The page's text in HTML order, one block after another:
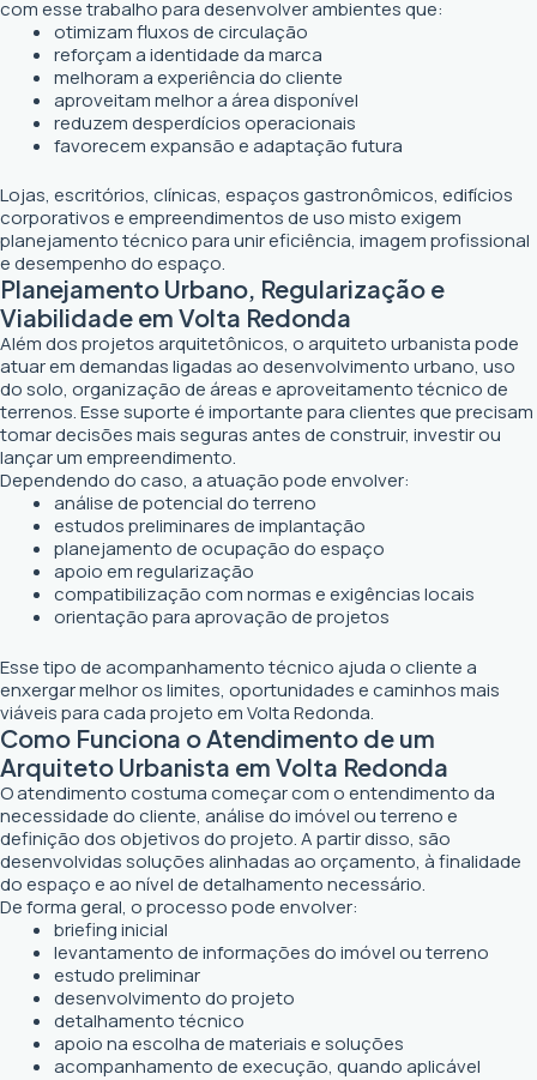
com esse trabalho para desenvolver ambientes que:
otimizam fluxos de circulação
reforçam a identidade da marca
melhoram a experiência do cliente
aproveitam melhor a área disponível
reduzem desperdícios operacionais
favorecem expansão e adaptação futura
Lojas, escritórios, clínicas, espaços gastronômicos, edifícios
corporativos e empreendimentos de uso misto exigem
planejamento técnico para unir eficiência, imagem profissional
e desempenho do espaço.
Planejamento Urbano, Regularização e
Viabilidade em Volta Redonda
Além dos projetos arquitetônicos, o arquiteto urbanista pode
atuar em demandas ligadas ao desenvolvimento urbano, uso
do solo, organização de áreas e aproveitamento técnico de
terrenos. Esse suporte é importante para clientes que precisam
tomar decisões mais seguras antes de construir, investir ou
lançar um empreendimento.
Dependendo do caso, a atuação pode envolver:
análise de potencial do terreno
estudos preliminares de implantação
planejamento de ocupação do espaço
apoio em regularização
compatibilização com normas e exigências locais
orientação para aprovação de projetos
Esse tipo de acompanhamento técnico ajuda o cliente a
enxergar melhor os limites, oportunidades e caminhos mais
viáveis para cada projeto em Volta Redonda.
Como Funciona o Atendimento de um
Arquiteto Urbanista em Volta Redonda
O atendimento costuma começar com o entendimento da
necessidade do cliente, análise do imóvel ou terreno e
definição dos objetivos do projeto. A partir disso, são
desenvolvidas soluções alinhadas ao orçamento, à finalidade
do espaço e ao nível de detalhamento necessário.
De forma geral, o processo pode envolver:
briefing inicial
levantamento de informações do imóvel ou terreno
estudo preliminar
desenvolvimento do projeto
detalhamento técnico
apoio na escolha de materiais e soluções
acompanhamento de execução, quando aplicável